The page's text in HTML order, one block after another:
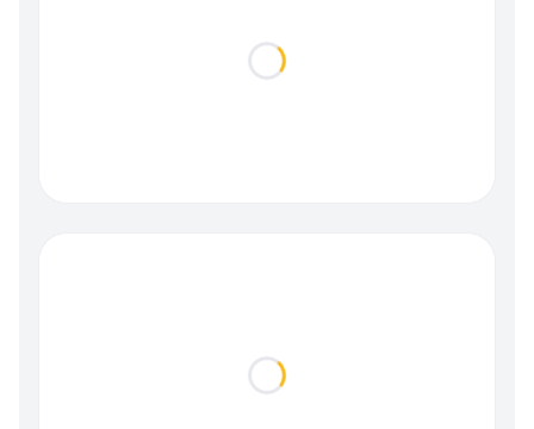
Loading...
Loading...